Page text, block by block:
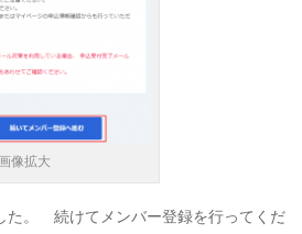
像拡大
た。 続けてメンバー登録を行ってくだ